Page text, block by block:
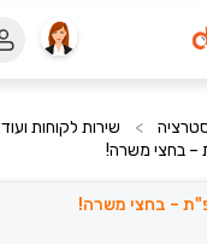
> שירות לקוחות ועוד 5 תחומים
– בחצי משרה!
– בחצי משרה!